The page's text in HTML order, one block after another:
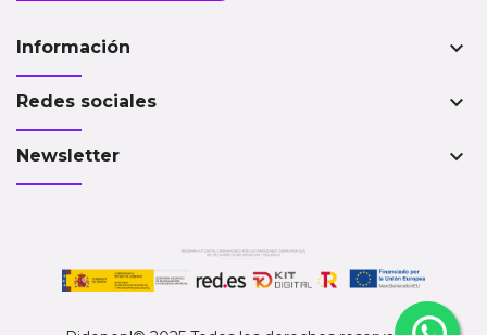
Información keyboard_arrow_down
Redes sociales keyboard_arrow_down
Newsletter keyboard_arrow_down